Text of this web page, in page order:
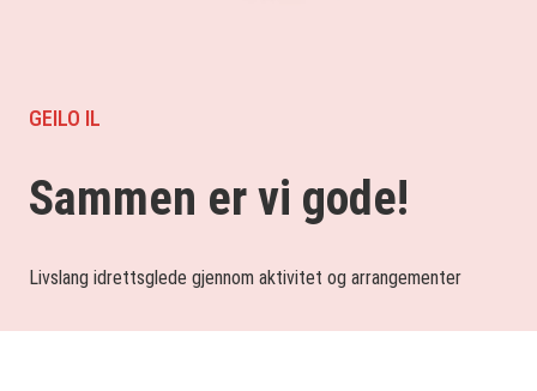
GEILO IL
Sammen er vi gode!
Livslang idrettsglede gjennom aktivitet og arrangementer